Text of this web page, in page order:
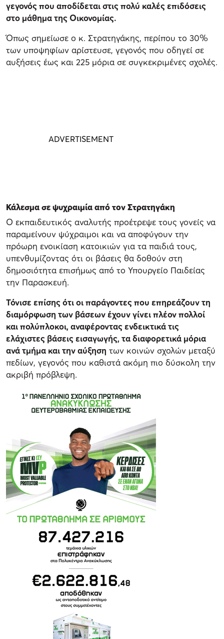
γεγονός που αποδίδεται στις πολύ καλές επιδόσεις
στο μάθημα της Οικονομίας.
Όπως σημείωσε ο κ. Στρατηγάκης, περίπου το 30%
των υποψηφίων αρίστευσε, γεγονός που οδηγεί σε
αυξήσεις έως και 225 μόρια σε συγκεκριμένες σχολές.
Κάλεσμα σε ψυχραιμία από τον Στρατηγάκη
Ο εκπαιδευτικός αναλυτής προέτρεψε τους γονείς να
παραμείνουν ψύχραιμοι και να αποφύγουν την
πρόωρη ενοικίαση κατοικιών για τα παιδιά τους,
υπενθυμίζοντας ότι οι βάσεις θα δοθούν στη
δημοσιότητα επισήμως από το Υπουργείο Παιδείας
την Παρασκευή.
Τόνισε επίσης ότι οι παράγοντες που επηρεάζουν τη
διαμόρφωση των βάσεων έχουν γίνει πλέον πολλοί
και πολύπλοκοι, αναφέροντας ενδεικτικά τις
ελάχιστες βάσεις εισαγωγής, τα διαφορετικά μόρια
ανά τμήμα και την αύξηση των κοινών σχολών μεταξύ
πεδίων, γεγονός που καθιστά ακόμη πιο δύσκολη την
ακριβή πρόβλεψη.